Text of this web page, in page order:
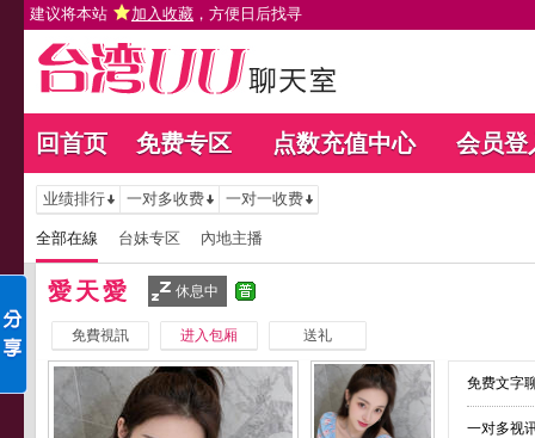
建议将本站 加入收藏 ，方便日后找寻
回首页 免费专区 点数充值中心 会员登
业绩排行 一对多收费 一对一收费
全部在線 台妹专区 內地主播
愛天愛 休息中
免費視訊 进入包厢 送礼
免费文字
一对多视